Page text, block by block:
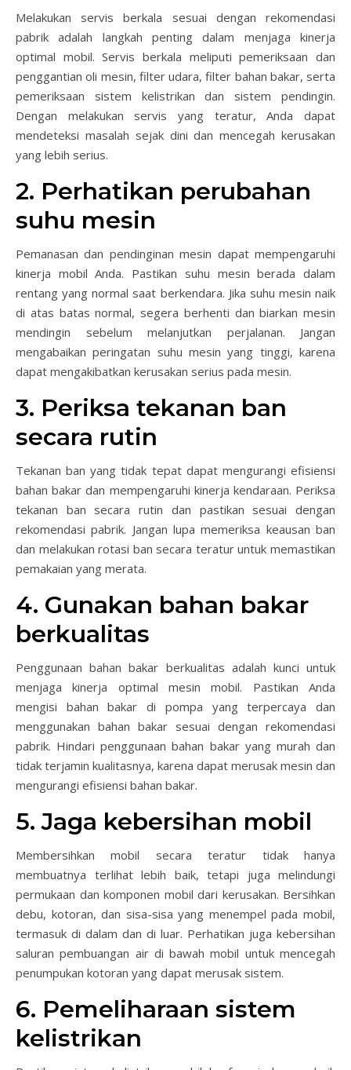
Melakukan servis berkala sesuai dengan rekomendasi
pabrik adalah langkah penting dalam menjaga kinerja
optimal mobil. Servis berkala meliputi pemeriksaan dan
penggantian oli mesin, filter udara, filter bahan bakar, serta
pemeriksaan sistem kelistrikan dan sistem pendingin.
Dengan melakukan servis yang teratur, Anda dapat
mendeteksi masalah sejak dini dan mencegah kerusakan
yang lebih serius.
2. Perhatikan perubahan
suhu mesin
Pemanasan dan pendinginan mesin dapat mempengaruhi
kinerja mobil Anda. Pastikan suhu mesin berada dalam
rentang yang normal saat berkendara. Jika suhu mesin naik
di atas batas normal, segera berhenti dan biarkan mesin
mendingin sebelum melanjutkan perjalanan. Jangan
mengabaikan peringatan suhu mesin yang tinggi, karena
dapat mengakibatkan kerusakan serius pada mesin.
3. Periksa tekanan ban
secara rutin
Tekanan ban yang tidak tepat dapat mengurangi efisiensi
bahan bakar dan mempengaruhi kinerja kendaraan. Periksa
tekanan ban secara rutin dan pastikan sesuai dengan
rekomendasi pabrik. Jangan lupa memeriksa keausan ban
dan melakukan rotasi ban secara teratur untuk memastikan
pemakaian yang merata.
4. Gunakan bahan bakar
berkualitas
Penggunaan bahan bakar berkualitas adalah kunci untuk
menjaga kinerja optimal mesin mobil. Pastikan Anda
mengisi bahan bakar di pompa yang terpercaya dan
menggunakan bahan bakar sesuai dengan rekomendasi
pabrik. Hindari penggunaan bahan bakar yang murah dan
tidak terjamin kualitasnya, karena dapat merusak mesin dan
mengurangi efisiensi bahan bakar.
5. Jaga kebersihan mobil
Membersihkan mobil secara teratur tidak hanya
membuatnya terlihat lebih baik, tetapi juga melindungi
permukaan dan komponen mobil dari kerusakan. Bersihkan
debu, kotoran, dan sisa-sisa yang menempel pada mobil,
termasuk di dalam dan di luar. Perhatikan juga kebersihan
saluran pembuangan air di bawah mobil untuk mencegah
penumpukan kotoran yang dapat merusak sistem.
6. Pemeliharaan sistem
kelistrikan